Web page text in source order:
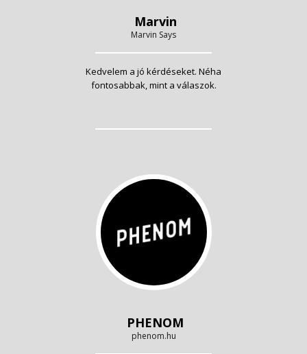
Marvin
Marvin Says
Kedvelem a jó kérdéseket. Néha
fontosabbak, mint a válaszok.
PHENOM
phenom.hu